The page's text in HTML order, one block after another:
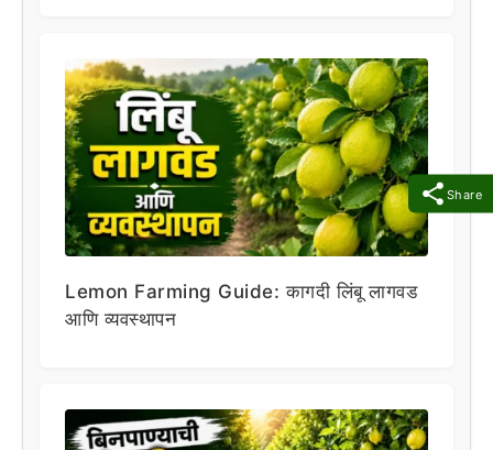
Share
Lemon Farming Guide: कागदी लिंबू लागवड
आणि व्यवस्थापन